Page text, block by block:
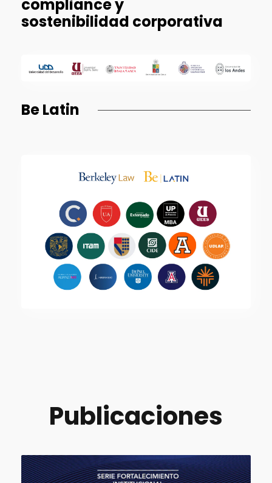
compliance y
sostenibilidad corporativa
Be Latin
Publicaciones